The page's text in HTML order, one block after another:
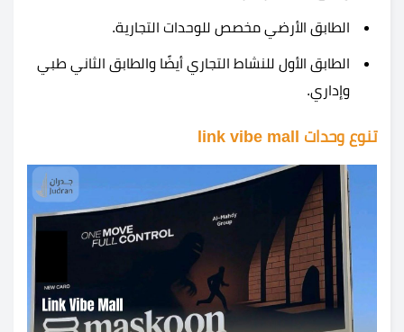
الطابق الأرضي مخصص للوحدات التجارية.
الطابق الأول للنشاط التجاري أيضًا والطابق الثاني طبي
وإداري.
تنوع وحدات link vibe mall